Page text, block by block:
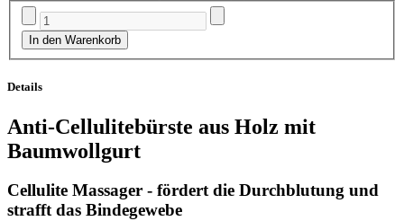
In den Warenkorb
Details
Anti-Cellulitebürste aus Holz mit
Baumwollgurt
Cellulite Massager - fördert die Durchblutung und
strafft das Bindegewebe